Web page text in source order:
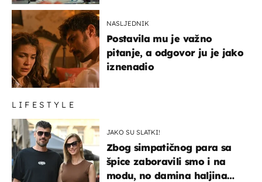
NASLJEDNIK
Postavila mu je važno
pitanje, a odgovor ju je jako
iznenadio
LIFESTYLE
JAKO SU SLATKI!
Zbog simpatičnog para sa
špice zaboravili smo i na
modu, no damina haljina